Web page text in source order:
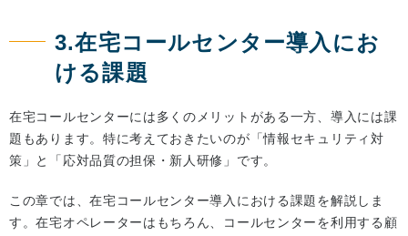
3.在宅コールセンター導入にお
ける課題
在宅コールセンターには多くのメリットがある一方、導入には課
題もあります。特に考えておきたいのが「情報セキュリティ対
策」と「応対品質の担保・新人研修」です。
この章では、在宅コールセンター導入における課題を解説しま
す。在宅オペレーターはもちろん、コールセンターを利用する顧